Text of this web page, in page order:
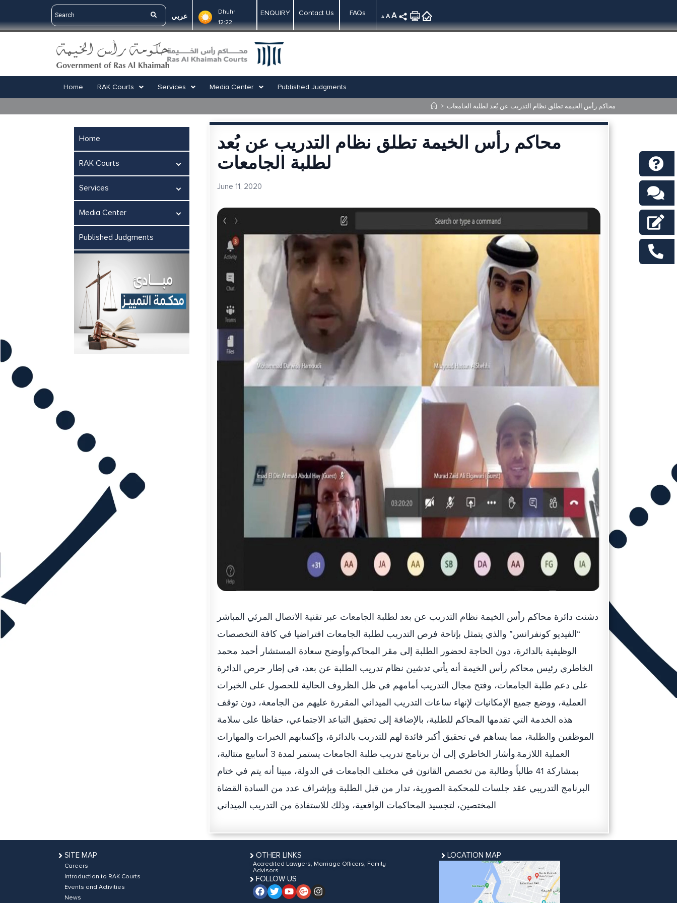
عربي
Dhuhr
12:22
ENQUIRY Contact Us FAQs A A A
Home RAK Courts Services Media Center Published Judgments
> محاكم رأس الخيمة تطلق نظام التدريب عن بُعد لطلبة الجامعات
Home
RAK Courts
Services
Media Center
Published Judgments
محاكم رأس الخيمة تطلق نظام التدريب عن بُعد
لطلبة الجامعات
June 11, 2020
دشنت دائرة محاكم رأس الخيمة نظام التدريب عن بعد لطلبة الجامعات عبر تقنية الاتصال المرئي المباشر
“الفيديو كونفرانس” والذي يتمثل بإتاحة فرص التدريب لطلبة الجامعات افتراضيا في كافة التخصصات
الوظيفية بالدائرة، دون الحاجة لحضور الطلبة إلى مقر المحاكم.وأوضح سعادة المستشار أحمد محمد
الخاطري رئيس محاكم رأس الخيمة أنه يأتي تدشين نظام تدريب الطلبة عن بعد، في إطار حرص الدائرة
على دعم طلبة الجامعات، وفتح مجال التدريب أمامهم في ظل الظروف الحالية للحصول على الخبرات
العملية، ووضع جميع الإمكانيات لإنهاء ساعات التدريب الميداني المقررة عليهم من الجامعة، دون توقف
هذه الخدمة التي تقدمها المحاكم للطلبة، بالإضافة إلى تحقيق التباعد الاجتماعي، حفاظا على سلامة
الموظفين والطلبة، مما يساهم في تحقيق أكبر فائدة لهم للتدريب بالدائرة، وإكسابهم الخبرات والمهارات
العملية اللازمة.وأشار الخاطري إلى أن برنامج تدريب طلبة الجامعات يستمر لمدة 3 أسابيع متتالية،
بمشاركة 41 طالباً وطالبة من تخصص القانون في مختلف الجامعات في الدولة، مبينا أنه يتم في ختام
البرنامج التدريبي عقد جلسات للمحكمة الصورية، تدار من قبل الطلبة وبإشراف عدد من السادة القضاة
المختصين، لتجسيد المحاكمات الواقعية، وذلك للاستفادة من التدريب الميداني
SITE MAP
Careers
Introduction to RAK Courts
Events and Activities
News
OTHER LINKS
Accredited Lawyers, Marriage Officers, Family
Advisors
FOLLOW US
LOCATION MAP